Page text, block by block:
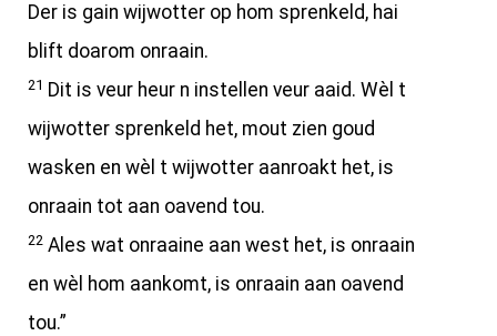
Der is gain wijwotter op hom sprenkeld, hai
blift doarom onraain.
21 Dit is veur heur n instellen veur aaid. Wèl t
wijwotter sprenkeld het, mout zien goud
wasken en wèl t wijwotter aanroakt het, is
onraain tot aan oavend tou.
22 Ales wat onraaine aan west het, is onraain
en wèl hom aankomt, is onraain aan oavend
tou.”